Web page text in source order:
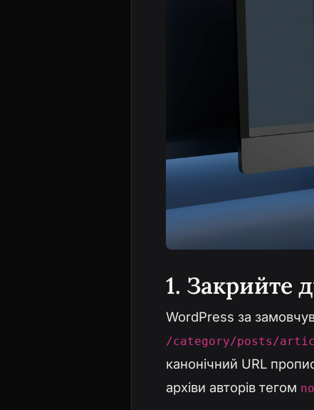
1. Закрийте
WordPress за
/category/posts/
канонічний URL
архіви авторів тегом